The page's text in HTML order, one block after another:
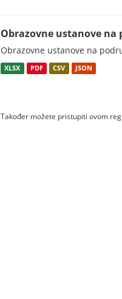
Obrazovne ustanove na
Obrazovne ustanove na
XLSX PDF CSV JSON
Također možete pristupiti ovom